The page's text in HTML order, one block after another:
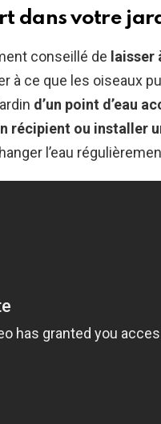
dans votre
conseillé de
à ce que les oiseaux
d’un point d’eau
récipient ou installer
l’eau